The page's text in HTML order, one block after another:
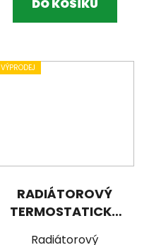
DO KOŠÍKU
VÝPRODEJ
RADIÁTOROVÝ
TERMOSTATICKÝ
Radiátorový